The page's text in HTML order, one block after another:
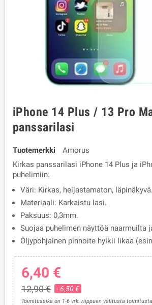
iPhone 14 Plus / 13 Pro
panssarilasi
Tuotemerkki
Amorus
Kirkas panssarilasi iPhone 14 Plus ja
puhelimiin.
Väri: Kirkas, heijastamaton, läpinäkyvä.
Materiaali: Karkaistu lasi.
Paksuus: 0,3mm.
Suojaa puhelimen näyttöä naarmuilta
Öljypohjainen pinnoite hylkii likaa
6,40 €
12,90 € - 6,50 €
Toimitusaika on 1-6 vrk. riippuen valitusta